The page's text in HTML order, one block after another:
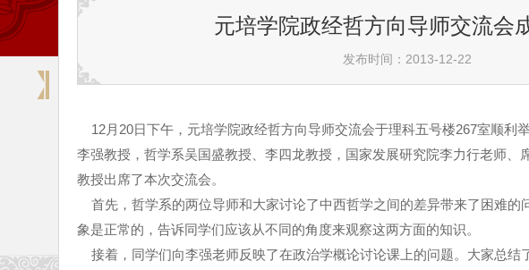
元培学院政经哲方向导师交流会
发布时间：2013-12-22
12月20日下午，元培学院政经哲方向导师交流会于理科五号楼267室顺利
李强教授，哲学系吴国盛教授、李四龙教授，国家发展研究院李力行老师、
教授出席了本次交流会。
首先，哲学系的两位导师和大家讨论了中西哲学之间的差异带来了困难的
象是正常的，告诉同学们应该从不同的角度来观察这两方面的知识。
接着，同学们向李强老师反映了在政治学概论讨论课上的问题。大家总结